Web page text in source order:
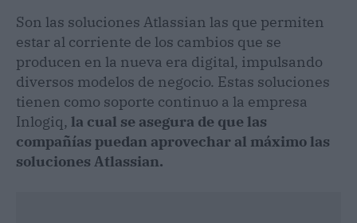
Son las soluciones Atlassian las que permiten
estar al corriente de los cambios que se
producen en la nueva era digital, impulsando
diversos modelos de negocio. Estas soluciones
tienen como soporte continuo a la empresa
Inlogiq, la cual se asegura de que las
compañías puedan aprovechar al máximo las
soluciones Atlassian.